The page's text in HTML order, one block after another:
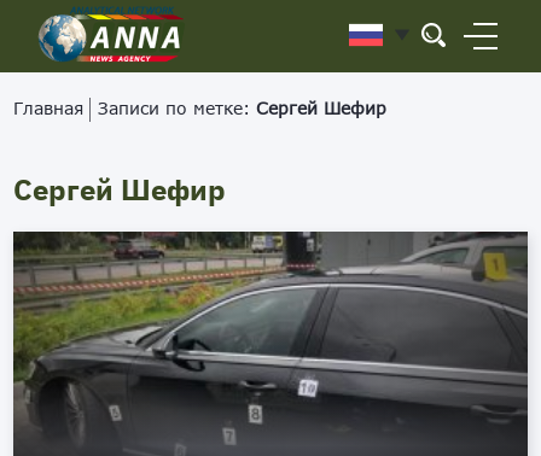
Главная Записи по метке:Сергей Шефир
Сергей Шефир